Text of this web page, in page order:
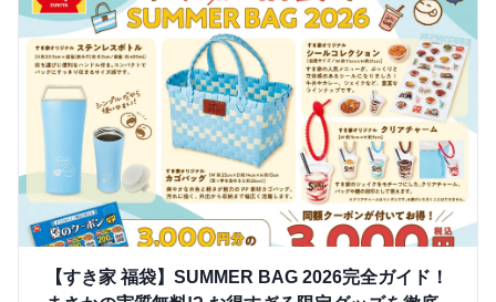
【すき家 福袋】SUMMER BAG 2026完全ガイド！